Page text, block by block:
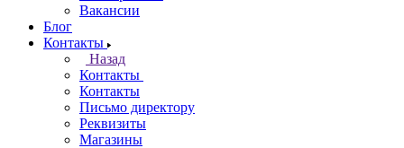
Вакансии
Блог
Контакты
Назад
Контакты
Контакты
Письмо директору
Реквизиты
Магазины